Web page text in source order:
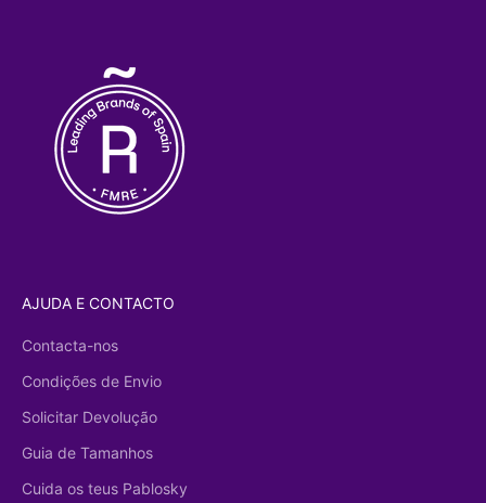
AJUDA E CONTACTO
Contacta-nos
Condições de Envio
Solicitar Devolução
Guia de Tamanhos
Cuida os teus Pablosky